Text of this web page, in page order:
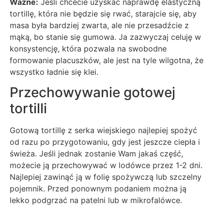
tortillę, która nie będzie się rwać, starajcie się, aby
masa była bardziej zwarta, ale nie przesadźcie z
mąką, bo stanie się gumowa. Ja zazwyczaj celuję w
konsystencję, która pozwala na swobodne
formowanie placuszków, ale jest na tyle wilgotna, że
wszystko ładnie się klei.
Przechowywanie gotowej
tortilli
Gotową tortillę z serka wiejskiego najlepiej spożyć
od razu po przygotowaniu, gdy jest jeszcze ciepła i
świeża. Jeśli jednak zostanie Wam jakaś część,
możecie ją przechowywać w lodówce przez 1-2 dni.
Najlepiej zawinąć ją w folię spożywczą lub szczelny
pojemnik. Przed ponownym podaniem można ją
lekko podgrzać na patelni lub w mikrofalówce.